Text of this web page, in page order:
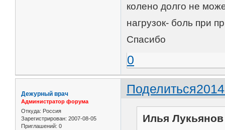
колено долго не
нагрузок- боль при
Спасибо
0
Поделиться
Дежурный врач
Администратор форума
Откуда: Россия
Зарегистрирован: 2007-08-05
Приглашений: 0
Илья